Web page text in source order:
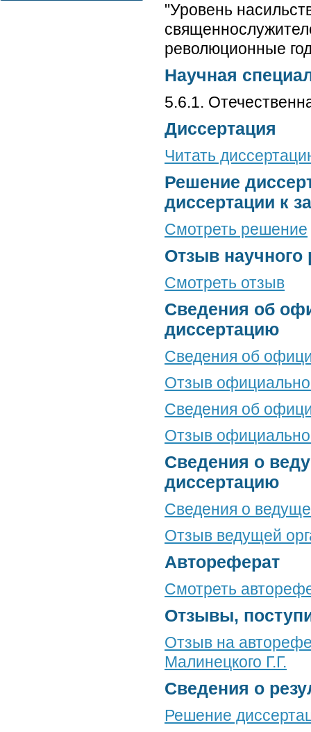
"Уровень
революционные
Научная
5.6.1.
Диссертация
Читать
Решение
диссертации к
Смотреть решение
Отзыв научного
Смотреть отзыв
Сведения об
диссертацию
Сведения об
Отзыв
Сведения об
Отзыв
Сведения о
диссертацию
Сведения о
Отзыв ведущей
Автореферат
Смотреть
Отзывы,
Отзыв на
Малинецкого Г.Г.
Сведения о
Решение